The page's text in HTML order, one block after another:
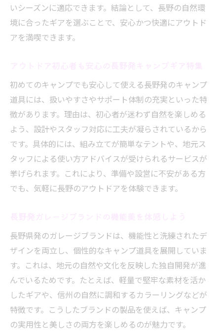
いシーズンに適応できます。結論として、長野の自然環
境に合ったギアを選ぶことで、安心かつ快適にアウトド
アを満喫できます。
初めてのキャンプでも安心して使える長野発のキャンプ
道具には、扱いやすさやサポート体制の充実といった特
徴があります。理由は、初心者が迷わず自然を楽しめる
よう、設計やスタッフ対応に工夫が凝らされているから
です。具体的には、組み立てが簡単なテントや、地元ス
タッフによる使い方アドバイスが受けられるサービスが
挙げられます。これにより、準備や設営に不安がある方
でも、気軽に長野のアウトドアを体験できます。
長野県発のガレージブランドは、機能性と洗練されたデ
ザインを両立し、個性的なキャンプ道具を展開していま
す。これは、地元の自然や文化を反映した独自開発が進
んでいるためです。たとえば、軽量で堅牢な素材を活か
したギアや、信州の自然に調和するカラーリングなどが
特徴です。こうしたブランドの製品を使えば、キャンプ
の実用性と美しさの両方を楽しめるのが魅力です。